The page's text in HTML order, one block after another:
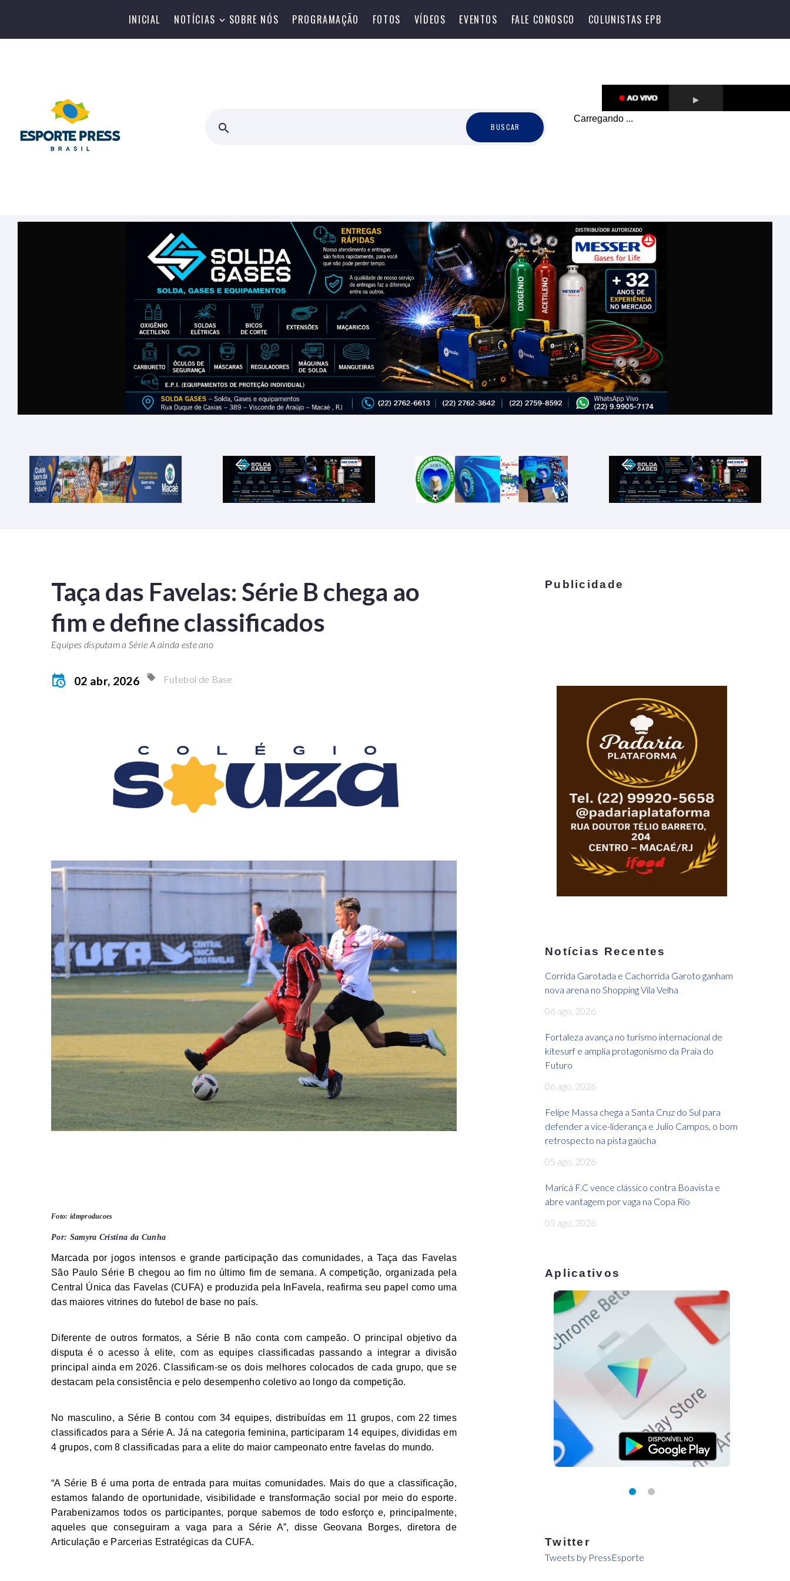
INICIAL NOTÍCIAS SOBRE NÓS PROGRAMAÇÃO FOTOS VÍDEOS EVENTOS FALE CONOSCO COLUNISTAS EPB
BUSCAR
Taça das Favelas: Série B chega ao
fim e define classificados
Equipes disputam a Série A ainda este ano
02 abr, 2026 Futebol de Base
Foto: idmproducoes
Por: Samyra Cristina da Cunha
Marcada por jogos intensos e grande participação das comunidades, a Taça das Favelas
São Paulo Série B chegou ao fim no último fim de semana. A competição, organizada pela
Central Única das Favelas (CUFA) e produzida pela InFavela, reafirma seu papel como uma
das maiores vitrines do futebol de base no país.
Diferente de outros formatos, a Série B não conta com campeão. O principal objetivo da
disputa é o acesso à elite, com as equipes classificadas passando a integrar a divisão
principal ainda em 2026. Classificam-se os dois melhores colocados de cada grupo, que se
destacam pela consistência e pelo desempenho coletivo ao longo da competição.
No masculino, a Série B contou com 34 equipes, distribuídas em 11 grupos, com 22 times
classificados para a Série A. Já na categoria feminina, participaram 14 equipes, divididas em
4 grupos, com 8 classificadas para a elite do maior campeonato entre favelas do mundo.
“A Série B é uma porta de entrada para muitas comunidades. Mais do que a classificação,
estamos falando de oportunidade, visibilidade e transformação social por meio do esporte.
Parabenizamos todos os participantes, porque sabemos de todo esforço e, principalmente,
aqueles que conseguiram a vaga para a Série A”, disse Geovana Borges, diretora de
Articulação e Parcerias Estratégicas da CUFA.
Publicidade
Notícias Recentes
Corrida Garotada e Cachorrida Garoto ganham
nova arena no Shopping Vila Velha
06 ago, 2026
Fortaleza avança no turismo internacional de
kitesurf e amplia protagonismo da Praia do
Futuro
06 ago, 2026
Felipe Massa chega a Santa Cruz do Sul para
defender a vice-liderança e Julio Campos, o bom
retrospecto na pista gaúcha
05 ago, 2026
Maricá F.C vence clássico contra Boavista e
abre vantagem por vaga na Copa Rio
05 ago, 2026
Aplicativos
Twitter
Tweets by PressEsporte